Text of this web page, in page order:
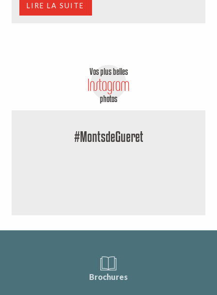
LIRE LA SUITE
Vos plus belles
Instagram
photos
#MontsdeGueret
Brochures